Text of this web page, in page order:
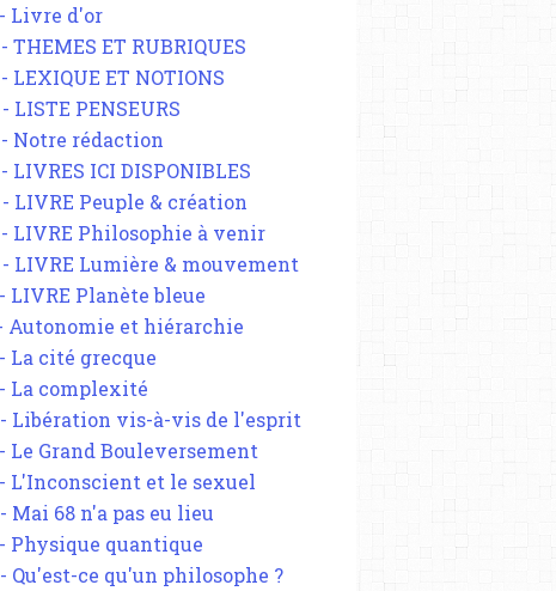
- Livre d'or
THEMES ET RUBRIQUES
LEXIQUE ET NOTIONS
LISTE PENSEURS
- Notre rédaction
LIVRES ICI DISPONIBLES
- LIVRE Peuple & création
- LIVRE Philosophie à venir
- LIVRE Lumière & mouvement
LIVRE Planète bleue
- Autonomie et hiérarchie
La cité grecque
- La complexité
- Libération vis-à-vis de l'esprit
- Le Grand Bouleversement
- L'Inconscient et le sexuel
Mai 68 n'a pas eu lieu
- Physique quantique
- Qu'est-ce qu'un philosophe ?